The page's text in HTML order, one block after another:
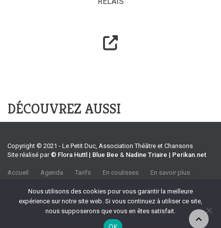
DÉCOUVREZ AUSSI
Copyright © 2021 - Le Petit Duc, Association Théâtre et Chansons
Site réalisé par © Flora Huttl | Blue Bee & Nadine Triaire | Perikan.net
Accueil Agenda Tarifs En coulisses
En savoir plus
Association Théâtre et Chansons
35 rue Emile Tavan, 13100 Aix-en-Provence
04 42 27 37 39
Nous utilisons des cookies pour vous garantir la meilleure
expérience sur notre site web. Si vous continuez à utiliser ce site,
nous supposerons que vous en êtes satisfait.
OK